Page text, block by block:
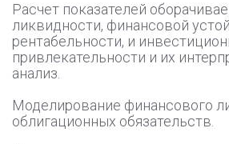
Расчет показателей
ликвидности, финансовой
рентабельности, и
привлекательности и их
анализ.
Моделирование финансового
облигационных обязательств.